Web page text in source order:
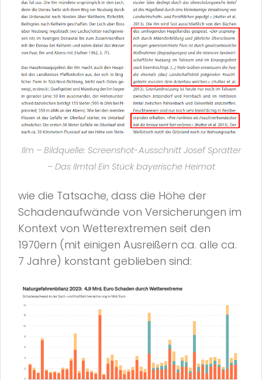
Ilm – Bildquelle: Screenshot-Ausschnitt Josef Spratter
– Das Ilmtal Ein Stück bayerische Heimat
wie die Tatsache, dass die Höhe der
Schadenaufwände von Versicherungen im
Kontext von Wetterextremen seit den
1970ern (mit einigen Ausreißern ca. alle ca.
7 Jahre) konstant geblieben sind: